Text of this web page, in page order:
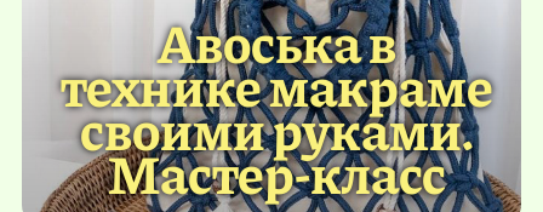
Авоська в
технике макраме
своими руками.
Мастер-класс